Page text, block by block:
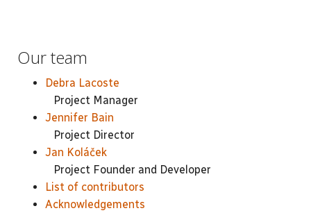
Our team
Debra Lacoste
Project Manager
Jennifer Bain
Project Director
Jan Koláček
Project Founder and Developer
List of contributors
Acknowledgements